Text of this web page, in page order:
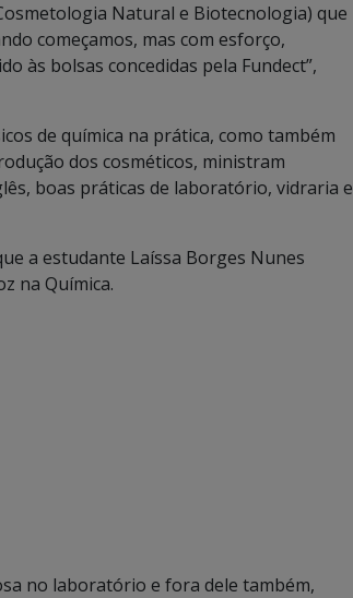
Natural e Biotecnologia) que
começamos, mas com esforço,
às bolsas concedidas pela Fundect”,
de química na prática, como também
dos cosméticos, ministram
boas práticas de laboratório, vidraria e
a estudante Laíssa Borges Nunes
na Química.
no laboratório e fora dele também,